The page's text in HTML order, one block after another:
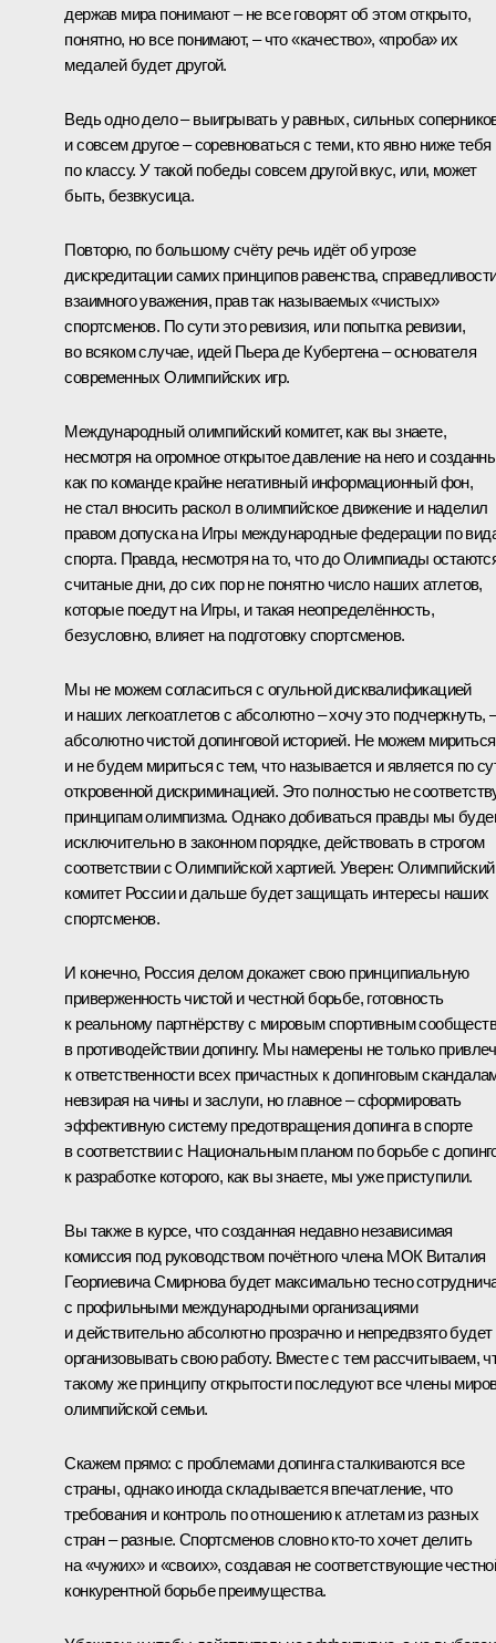
держав мира понимают – не все говорят об этом открыто,
понятно, но все понимают, – что «качество», «проба» их
медалей будет другой.
Ведь одно дело – выигрывать у равных, сильных
и совсем другое – соревноваться с теми, кто явно ниже тебя
по классу. У такой победы совсем другой вкус, или, может
быть, безвкусица.
Повторю, по большому счёту речь идёт об угрозе
дискредитации самих принципов равенства,
взаимного уважения, прав так называемых «чистых»
спортсменов. По сути это ревизия, или попытка ревизии,
во всяком случае, идей Пьера де Кубертена – основателя
современных Олимпийских игр.
Международный олимпийский комитет, как вы знаете,
несмотря на огромное открытое давление на него и
как по команде крайне негативный информационный фон,
не стал вносить раскол в олимпийское движение и наделил
правом допуска на Игры международные федерации по
спорта. Правда, несмотря на то, что до Олимпиады
считаные дни, до сих пор не понятно число наших атлетов,
которые поедут на Игры, и такая неопределённость,
безусловно, влияет на подготовку спортсменов.
Мы не можем согласиться с огульной дисквалификацией
и наших легкоатлетов с абсолютно – хочу это подчеркнуть,
абсолютно чистой допинговой историей. Не можем мириться
и не будем мириться с тем, что называется и является по
откровенной дискриминацией. Это полностью не
принципам олимпизма. Однако добиваться правды мы
исключительно в законном порядке, действовать в строгом
соответствии с Олимпийской хартией. Уверен: Олимпийский
комитет России и дальше будет защищать интересы наших
спортсменов.
И конечно, Россия делом докажет свою принципиальную
приверженность чистой и честной борьбе, готовность
к реальному партнёрству с мировым спортивным
в противодействии допингу. Мы намерены не только
к ответственности всех причастных к допинговым
невзирая на чины и заслуги, но главное – сформировать
эффективную систему предотвращения допинга в спорте
в соответствии с Национальным планом по борьбе с
к разработке которого, как вы знаете, мы уже приступили.
Вы также в курсе, что созданная недавно независимая
комиссия под руководством почётного члена МОК Виталия
Георгиевича Смирнова будет максимально тесно
с профильными международными организациями
и действительно абсолютно прозрачно и непредвзято будет
организовывать свою работу. Вместе с тем рассчитываем,
такому же принципу открытости последуют все члены
олимпийской семьи.
Скажем прямо: с проблемами допинга сталкиваются все
страны, однако иногда складывается впечатление, что
требования и контроль по отношению к атлетам из разных
стран – разные. Спортсменов словно кто‑то хочет делить
на «чужих» и «своих», создавая не соответствующие
конкурентной борьбе преимущества.